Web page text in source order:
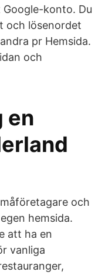
konto. Du
och lösenordet
pr Hemsida.
och
en
och
hemsida.
att ha en
vanliga